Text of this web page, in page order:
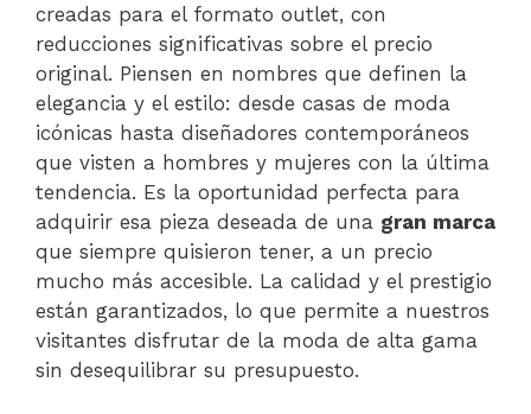
creadas para el formato outlet, con
reducciones significativas sobre el precio
original. Piensen en nombres que definen la
elegancia y el estilo: desde casas de moda
icónicas hasta diseñadores contemporáneos
que visten a hombres y mujeres con la última
tendencia. Es la oportunidad perfecta para
adquirir esa pieza deseada de una gran marca
que siempre quisieron tener, a un precio
mucho más accesible. La calidad y el prestigio
están garantizados, lo que permite a nuestros
visitantes disfrutar de la moda de alta gama
sin desequilibrar su presupuesto.